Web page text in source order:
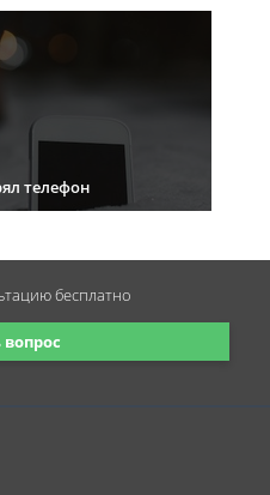
телефон
бесплатно